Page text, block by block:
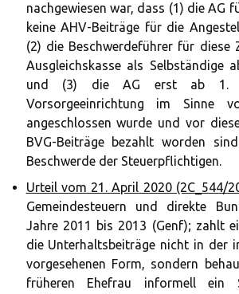
nachgewiesen war, dass (1) die AG
keine AHV-Beiträge für die
(2) die Beschwerdeführer für diese
Ausgleichskasse als Selbständige
und (3) die AG erst ab 1.
Vorsorgeeinrichtung im Sinne
angeschlossen wurde und vor
BVG-Beiträge bezahlt worden
Beschwerde der Steuerpflichtigen.
Urteil vom 21. April 2020 (2C_544/
Gemeindesteuern und direkte
Jahre 2011 bis 2013 (Genf); zahlt
die Unterhaltsbeiträge nicht in der
vorgesehenen Form, sondern
früheren Ehefrau informell ein